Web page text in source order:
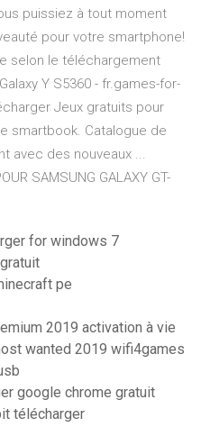
puissiez à tout moment
pour votre smartphone!
selon le téléchargement
Y S5360 - fr.games-for-
Jeux gratuits pour
smartbook. Catalogue de
avec des nouveaux ...
SAMSUNG GALAXY GT-
for windows 7
pe
2019 activation à vie
wanted 2019 wifi4games
google chrome gratuit
télécharger